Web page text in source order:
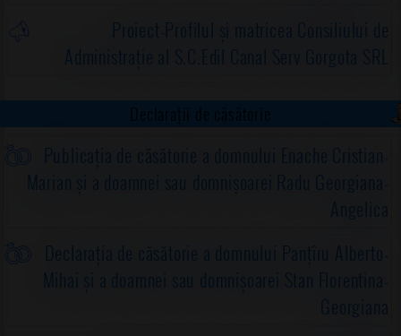
Proiect-Profilul și matricea Consiliului de
Administrație al S.C.Edil Canal Serv Gorgota SRL
Declarații de căsătorie
Publicația de căsătorie a domnului Enache Cristian-
Marian și a doamnei sau domnișoarei Radu Georgiana-
Angelica
Declarația de căsătorie a domnului Panțîru Alberto-
Mihai și a doamnei sau domnișoarei Stan Florentina-
Georgiana